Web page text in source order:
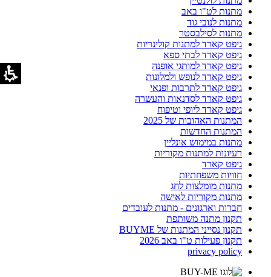
מתנות לט"ו באב
מתנות לנובי גוד
מתנות לסילבסטר
גיפט קארד למתנות קולינריות
גיפט קארד לבתי ספא
גיפט קארד למותגי אופנה
גיפט קארד לנופש ולמלונות
גיפט קארד לתרבות ופנאי
גיפט קארד לסדנאות והעשרה
גיפט קארד ליופי וטיפוח
המתנות האהובות של 2025
המתנות החדשות
מתנות במימוש אונליין
רעיונות למתנות מקוריות
גיפט קארד
חוויות משפחתיות
מתנות מומלצות לחג
מתנות מקוריות לאישה
חברות וארגונים - מתנות לעובדים
תקנון מתנה משותפת
תקנון נסייני המתנות של BUYME
תקנון פעילות ט"ו באב 2026
privacy policy